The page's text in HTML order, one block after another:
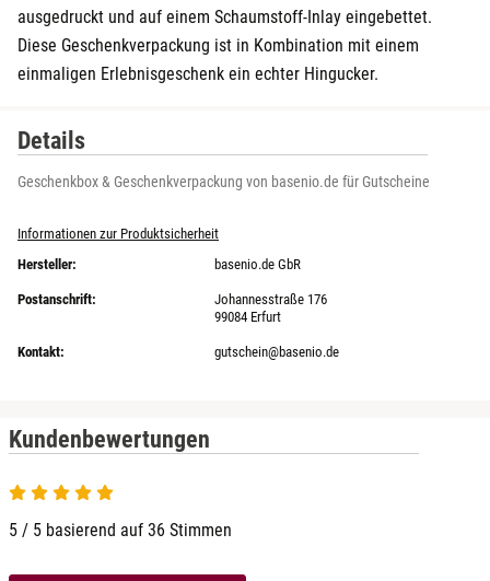
ausgedruckt und auf einem Schaumstoff-Inlay eingebettet.
Diese Geschenkverpackung ist in Kombination mit einem
einmaligen Erlebnisgeschenk ein echter Hingucker.
Details
Geschenkbox & Geschenkverpackung von basenio.de für Gutscheine
Informationen zur Produktsicherheit
Hersteller:
basenio.de GbR
Postanschrift:
Johannesstraße 176
99084 Erfurt
Kontakt: gutschein@basenio.de
Kundenbewertungen
5 von 5
5 / 5 basierend auf 36 Stimmen